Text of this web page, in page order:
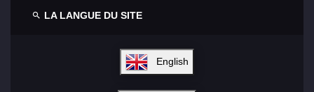
LA LANGUE DU SITE
English